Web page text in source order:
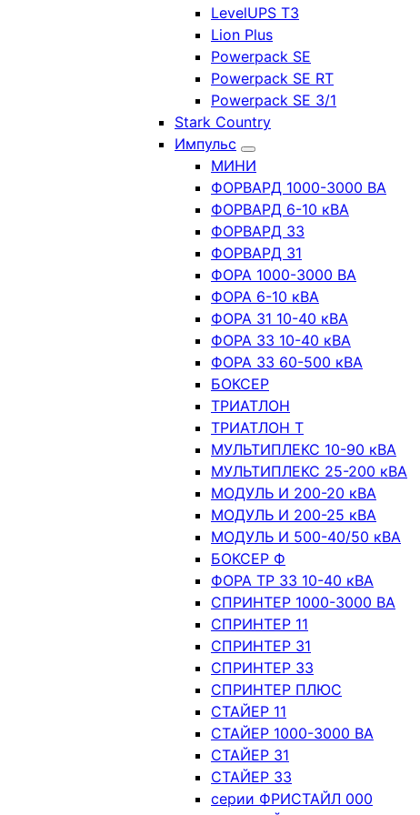
LevelUPS T3
Lion Plus
Powerpack SE
Powerpack SE RT
Powerpack SE 3/1
Stark Country
Импульс
МИНИ
ФОРВАРД 1000-3000 ВА
ФОРВАРД 6-10 кВА
ФОРВАРД 33
ФОРВАРД 31
ФОРА 1000-3000 ВА
ФОРА 6-10 кВА
ФОРА 31 10-40 кВА
ФОРА 33 10-40 кВА
ФОРА 33 60-500 кВА
БОКСЕР
ТРИАТЛОН
ТРИАТЛОН Т
МУЛЬТИПЛЕКС 10-90 кВА
МУЛЬТИПЛЕКС 25-200 кВА
МОДУЛЬ И 200-20 кВА
МОДУЛЬ И 200-25 кВА
МОДУЛЬ И 500-40/50 кВА
БОКСЕР Ф
ФОРА ТР 33 10-40 кВА
СПРИНТЕР 1000-3000 ВА
СПРИНТЕР 11
СПРИНТЕР 31
СПРИНТЕР 33
СПРИНТЕР ПЛЮС
СТАЙЕР 11
СТАЙЕР 1000-3000 ВА
СТАЙЕР 31
СТАЙЕР 33
серии ФРИСТАЙЛ 000